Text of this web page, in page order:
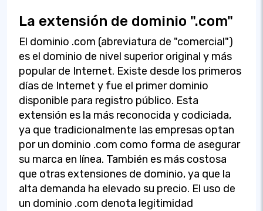
La extensión de dominio ".com"
El dominio .com (abreviatura de "comercial")
es el dominio de nivel superior original y más
popular de Internet. Existe desde los primeros
días de Internet y fue el primer dominio
disponible para registro público. Esta
extensión es la más reconocida y codiciada,
ya que tradicionalmente las empresas optan
por un dominio .com como forma de asegurar
su marca en línea. También es más costosa
que otras extensiones de dominio, ya que la
alta demanda ha elevado su precio. El uso de
un dominio .com denota legitimidad